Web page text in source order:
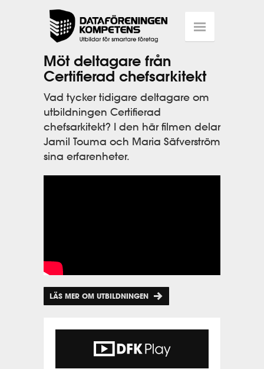
Möt deltagare från
Certifierad chefsarkitekt
Vad tycker tidigare deltagare om
utbildningen Certifierad
chefsarkitekt? I den här filmen delar
Jamil Touma och Maria Säfverström
sina erfarenheter.
LÄS MER OM UTBILDNINGEN